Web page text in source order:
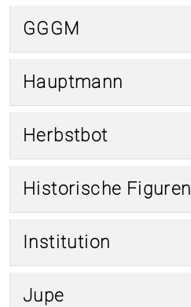
GGGM
Hauptmann
Herbstbot
Historische Figuren
Institution
Jupe